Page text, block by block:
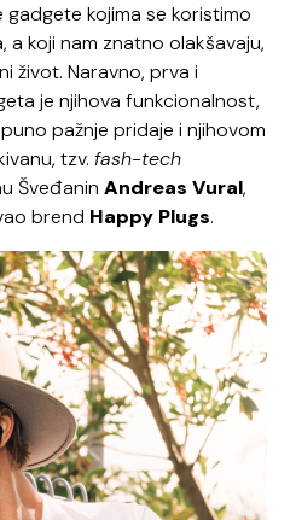
kojima se koristimo
koji nam znatno olakšavaju,
život. Naravno, prva i
je njihova funkcionalnost,
pažnje pridaje i njihovom
tzv. fash-tech
ŠveđaninAndreas Vural,
brend Happy Plugs.